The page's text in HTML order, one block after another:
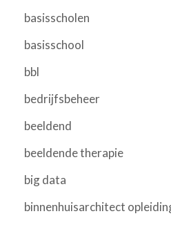
basisscholen
basisschool
bbl
bedrijfsbeheer
beeldend
beeldende therapie
big data
binnenhuisarchitect